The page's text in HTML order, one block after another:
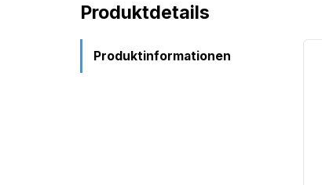
Produktdetails
Produktinformationen